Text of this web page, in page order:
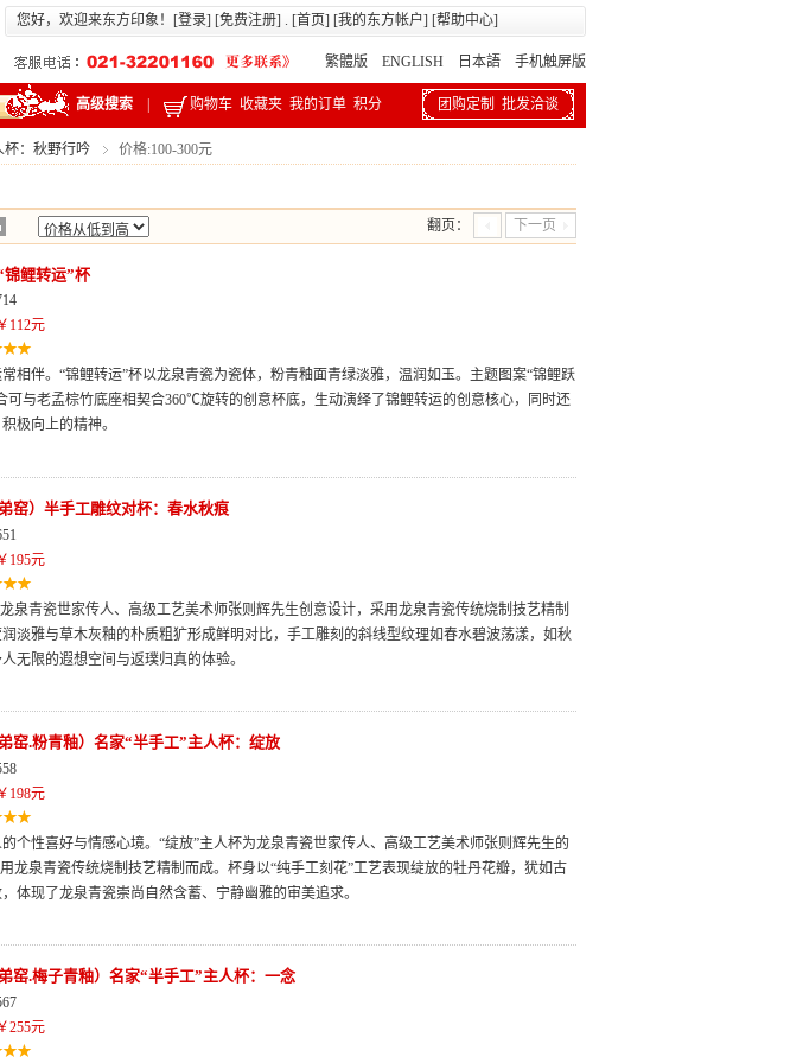
您好，欢迎来东方印象！[登录] [免费注册] . [首页] [我的东方帐户] [帮助中心]
繁體版 ENGLISH 日本語 手机触屏版
高级搜索 购物车 收藏夹 我的订单 积分 团购定制 批发洽谈
杯：秋野行吟
价格:100-300元
翻页： 下一页
锦鲤转运”杯
112元
相伴。“锦鲤转运”杯以龙泉青瓷为瓷体，粉青釉面青绿淡雅，温润如玉。主题图案“锦鲤跃
可与老孟棕竹底座相契合360℃旋转的创意杯底，生动演绎了锦鲤转运的创意核心，同时还
极向上的精神。
窑）半手工雕纹对杯：春水秋痕
195元
泉青瓷世家传人、高级工艺美术师张则辉先生创意设计，采用龙泉青瓷传统烧制技艺精制
淡雅与草木灰釉的朴质粗犷形成鲜明对比，手工雕刻的斜线型纹理如春水碧波荡漾，如秋
无限的遐想空间与返璞归真的体验。
窑.粉青釉）名家“半手工”主人杯：绽放
198元
个性喜好与情感心境。“绽放”主人杯为龙泉青瓷世家传人、高级工艺美术师张则辉先生的
龙泉青瓷传统烧制技艺精制而成。杯身以“纯手工刻花”工艺表现绽放的牡丹花瓣，犹如古
体现了龙泉青瓷崇尚自然含蓄、宁静幽雅的审美追求。
窑.梅子青釉）名家“半手工”主人杯：一念
255元